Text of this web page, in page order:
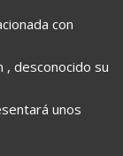
con
, desconocido su
unos